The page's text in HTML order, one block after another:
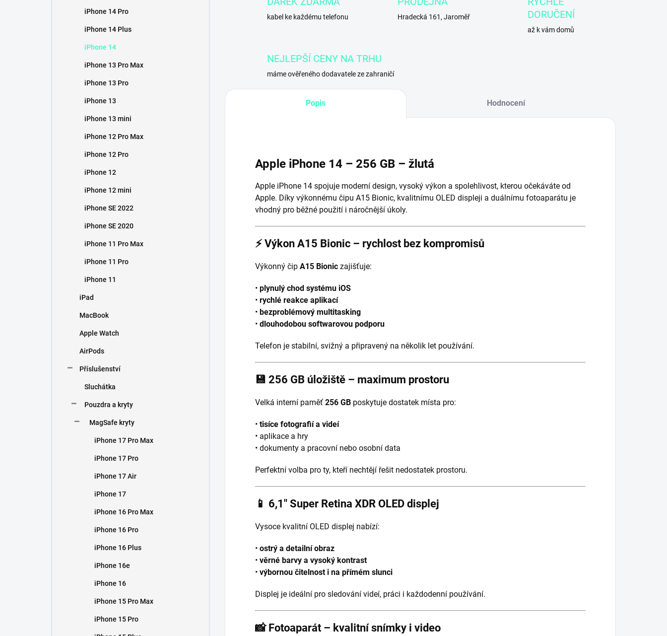
iPhone 14 Pro
iPhone 14 Plus
iPhone 14
iPhone 13 Pro Max
iPhone 13 Pro
iPhone 13
iPhone 13 mini
iPhone 12 Pro Max
iPhone 12 Pro
iPhone 12
iPhone 12 mini
iPhone SE 2022
iPhone SE 2020
iPhone 11 Pro Max
iPhone 11 Pro
iPhone 11
iPad
MacBook
Apple Watch
AirPods
Příslušenství
Sluchátka
Pouzdra a kryty
MagSafe kryty
iPhone 17 Pro Max
iPhone 17 Pro
iPhone 17 Air
iPhone 17
iPhone 16 Pro Max
iPhone 16 Pro
iPhone 16 Plus
iPhone 16e
iPhone 16
iPhone 15 Pro Max
iPhone 15 Pro
kabel ke každému telefonu Hradecká 161, Jaroměř
DORUČENÍ
až k vám domů
NEJLEPŠÍ CENY NA TRHU
máme ověřeného dodavatele ze zahraničí
Popis Hodnocení
Apple iPhone 14 – 256 GB – žlutá
Apple iPhone 14 spojuje moderní design, vysoký výkon a spolehlivost, kterou očekáváte od
Apple. Díky výkonnému čipu A15 Bionic, kvalitnímu OLED displeji a duálnímu fotoaparátu je
vhodný pro běžné použití i náročnější úkoly.
⚡ Výkon A15 Bionic – rychlost bez kompromisů
Výkonný čip A15 Bionic zajišťuje:
• plynulý chod systému iOS
• rychlé reakce aplikací
• bezproblémový multitasking
• dlouhodobou softwarovou podporu
Telefon je stabilní, svižný a připravený na několik let používání.
💾 256 GB úložiště – maximum prostoru
Velká interní paměť 256 GB poskytuje dostatek místa pro:
• tisíce fotografií a videí
• aplikace a hry
• dokumenty a pracovní nebo osobní data
Perfektní volba pro ty, kteří nechtějí řešit nedostatek prostoru.
📱 6,1″ Super Retina XDR OLED displej
Vysoce kvalitní OLED displej nabízí:
• ostrý a detailní obraz
• věrné barvy a vysoký kontrast
• výbornou čitelnost i na přímém slunci
Displej je ideální pro sledování videí, práci i každodenní používání.
📸 Fotoaparát – kvalitní snímky i video